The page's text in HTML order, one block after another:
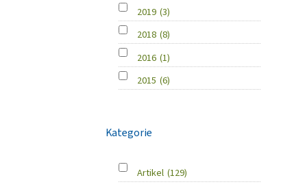
2019 (3)
2018 (8)
2016 (1)
2015 (6)
Kategorie
Artikel (129)